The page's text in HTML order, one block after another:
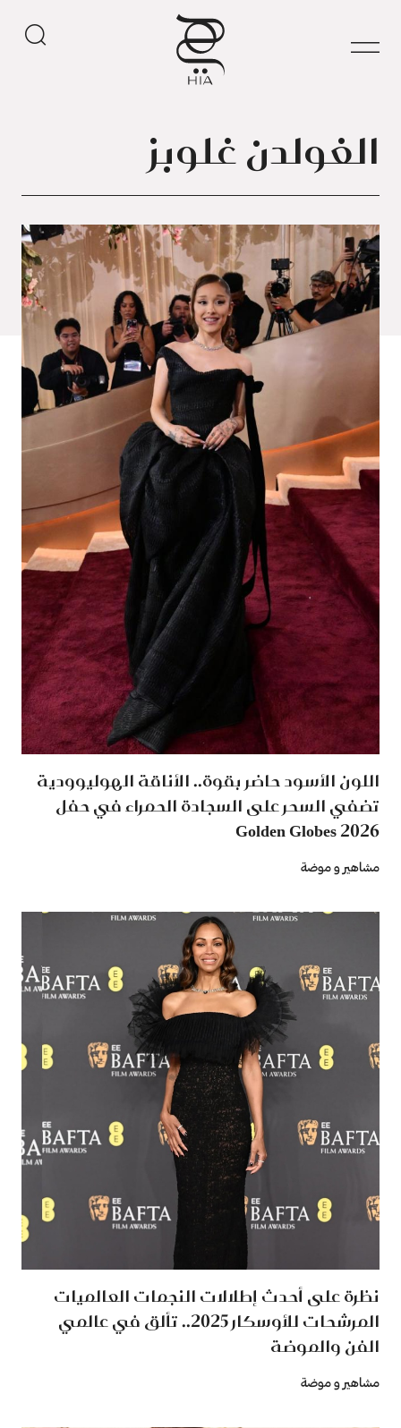
الغولدن غلوبز
اللون الأسود حاضر بقوة.. الأناقة الهوليوودية
تضفي السحر على السجادة الحمراء في حفل
Golden Globes 2026
مشاهير و موضة
نظرة على أحدث إطلالات النجمات العالميات
المرشحات للأوسكار 2025.. تألق في عالمي
الفن والموضة
مشاهير و موضة